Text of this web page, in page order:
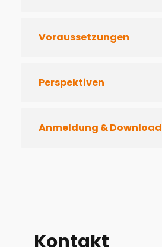
Voraussetzungen
Perspektiven
Anmeldung & Download
Kontakt